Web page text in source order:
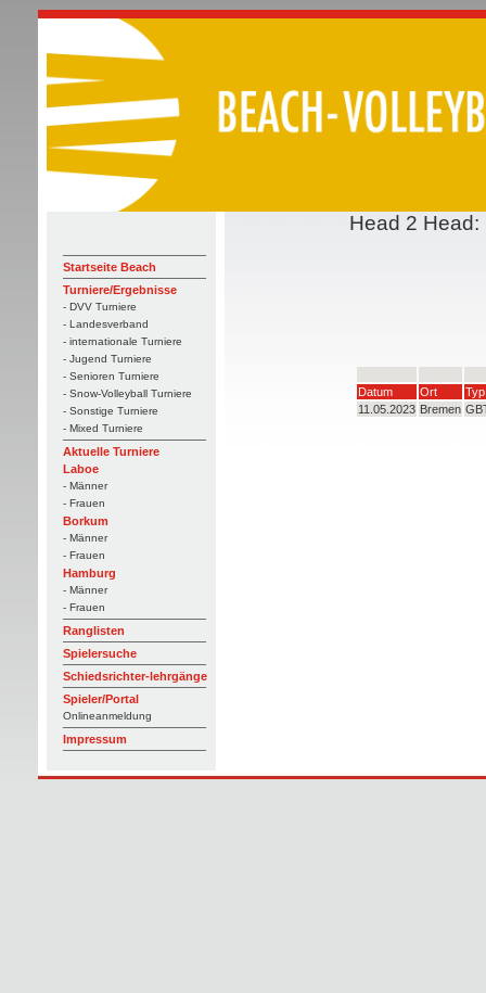
Startseite Beach
Turniere/Ergebnisse
- DVV Turniere
- Landesverband
- internationale Turniere
- Jugend Turniere
- Senioren Turniere
- Snow-Volleyball Turniere
- Sonstige Turniere
- Mixed Turniere
Aktuelle Turniere
Laboe
- Männer
- Frauen
Borkum
- Männer
- Frauen
Hamburg
- Männer
- Frauen
Ranglisten
Spielersuche
Schiedsrichter-lehrgänge
Spieler/Portal
Onlineanmeldung
Impressum
Head 2 Head:
Datum Ort
Typ
11.05.2023 Bremen